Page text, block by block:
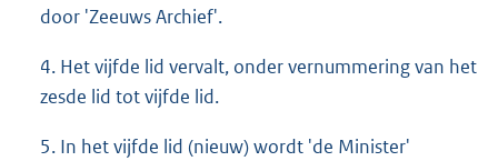
door 'Zeeuws Archief'.
4. Het vijfde lid vervalt, onder vernummering van het
zesde lid tot vijfde lid.
5. In het vijfde lid (nieuw) wordt 'de Minister'